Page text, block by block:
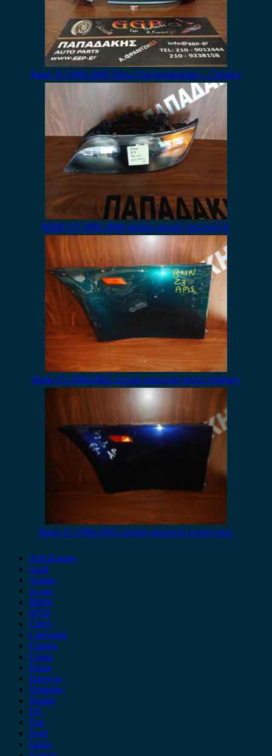
Bmw Z3 1996-2000 Πίσω Προφυλακτήρας – Γαλάζιο
BMW Z3 1996-2000 φανάρι εμπρός αριστερό Ε
Bmw Z3 1996-2002 εμπρός αριστερό φτερό πράσινο
Bmw Z3 1996-2002 εμπρός αριστερό φτερό μπλε
Alfa Romeo
Audi
Austin
Acura
BMW
BYD
Chery
Chevrolet
Citroen
Cupra
Dacia
Daewoo
Daihatsu
Dodge
DS
Fiat
Ford
Geely